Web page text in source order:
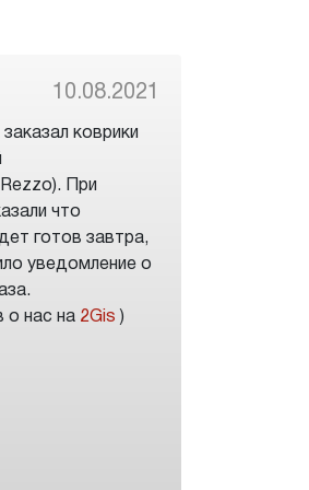
10.08.2021
коврики
При
что
готов завтра,
уведомление о
о нас на 2Gis )